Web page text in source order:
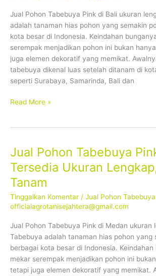
Jual Pohon Tabebuya Pink di Bali ukuran
adalah tanaman hias pohon yang semakin
kota besar di Indonesia. Keindahan
serempak menjadikan pohon ini bukan
juga elemen dekoratif yang memikat.
tabebuya dikenal luas setelah ditanam di
seperti Surabaya, Samarinda, Bali dan
Ukuran
Lengkap,
Siap
Tanam
Read More »
Jual Pohon Tabebuya
Tersedia Ukuran
Tanam
Tinggalkan Komentar / Jual Pohon Tabebuya
officialagrotanisejahtera@gmail.com
Jual Pohon Tabebuya Pink di Medan ukuran
Tabebuya adalah tanaman hias pohon yang
berbagai kota besar di Indonesia.
mekar serempak menjadikan pohon ini
tetapi juga elemen dekoratif yang memikat.
Jual
Pohon
Tabebuya
Pink
Medan
–
Ukuran
Lengkap,
Siap
Tanam